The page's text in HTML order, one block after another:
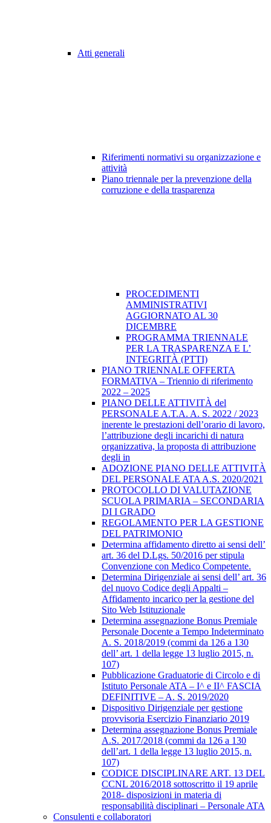
Atti generali
Riferimenti normativi su organizzazione e
attività
Piano triennale per la prevenzione della
corruzione e della trasparenza
PROCEDIMENTI
AMMINISTRATIVI
AGGIORNATO AL 30
DICEMBRE
PROGRAMMA TRIENNALE
PER LA TRASPARENZA E L’
INTEGRITÀ (PTTI)
PIANO TRIENNALE OFFERTA
FORMATIVA – Triennio di riferimento
2022 – 2025
PIANO DELLE ATTIVITÀ del
PERSONALE A.T.A. A. S. 2022 / 2023
inerente le prestazioni dell’orario di lavoro,
l’attribuzione degli incarichi di natura
organizzativa, la proposta di attribuzione
degli in
ADOZIONE PIANO DELLE ATTIVITÀ
DEL PERSONALE ATA A.S. 2020/2021
PROTOCOLLO DI VALUTAZIONE
SCUOLA PRIMARIA – SECONDARIA
DI I GRADO
REGOLAMENTO PER LA GESTIONE
DEL PATRIMONIO
Determina affidamento diretto ai sensi dell’
art. 36 del D.Lgs. 50/2016 per stipula
Convenzione con Medico Competente.
Determina Dirigenziale ai sensi dell’ art. 36
del nuovo Codice degli Appalti –
Affidamento incarico per la gestione del
Sito Web Istituzionale
Determina assegnazione Bonus Premiale
Personale Docente a Tempo Indeterminato
A. S. 2018/2019 (commi da 126 a 130
dell’ art. 1 della legge 13 luglio 2015, n.
107)
Pubblicazione Graduatorie di Circolo e di
Istituto Personale ATA – I^ e II^ FASCIA
DEFINITIVE – A. S. 2019/2020
Dispositivo Dirigenziale per gestione
provvisoria Esercizio Finanziario 2019
Determina assegnazione Bonus Premiale
A.S. 2017/2018 (commi da 126 a 130
dell’art. 1 della legge 13 luglio 2015, n.
107)
CODICE DISCIPLINARE ART. 13 DEL
CCNL 2016/2018 sottoscritto il 19 aprile
2018- disposizioni in materia di
responsabilità disciplinari – Personale ATA
Consulenti e collaboratori